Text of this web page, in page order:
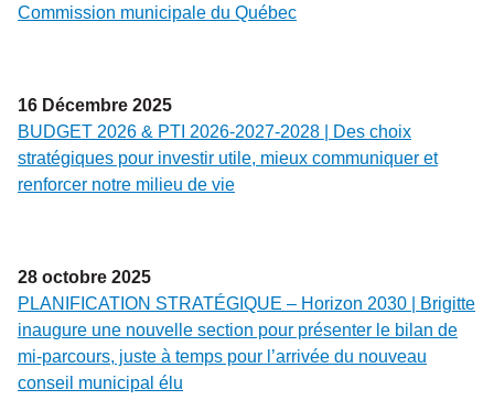
Commission municipale du Québec
16 Décembre 2025
BUDGET 2026 & PTI 2026-2027-2028 | Des choix
stratégiques pour investir utile, mieux communiquer et
renforcer notre milieu de vie
28 octobre 2025
PLANIFICATION STRATÉGIQUE – Horizon 2030 | Brigitte
inaugure une nouvelle section pour présenter le bilan de
mi-parcours, juste à temps pour l’arrivée du nouveau
conseil municipal élu